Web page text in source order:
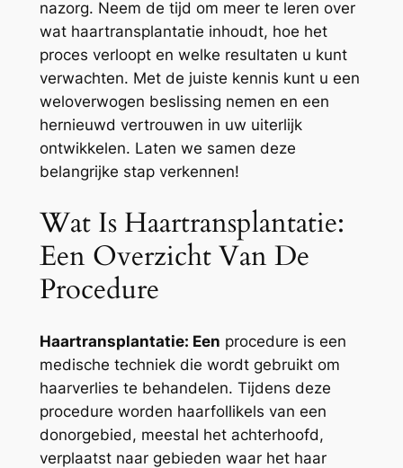
nazorg. Neem de tijd om meer te leren over
wat haartransplantatie inhoudt, hoe het
proces verloopt en welke resultaten u kunt
verwachten. Met de juiste kennis kunt u een
weloverwogen beslissing nemen en een
hernieuwd vertrouwen in uw uiterlijk
ontwikkelen. Laten we samen deze
belangrijke stap verkennen!
Wat Is Haartransplantatie:
Een Overzicht Van De
Procedure
Haartransplantatie: Een procedure is een
medische techniek die wordt gebruikt om
haarverlies te behandelen. Tijdens deze
procedure worden haarfollikels van een
donorgebied, meestal het achterhoofd,
verplaatst naar gebieden waar het haar